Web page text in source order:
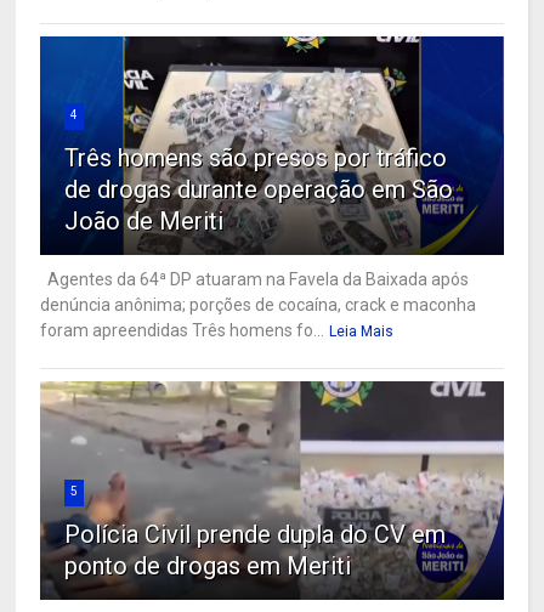
4
Três homens são presos por tráfico
de drogas durante operação em São
João de Meriti
Agentes da 64ª DP atuaram na Favela da Baixada após
denúncia anônima; porções de cocaína, crack e maconha
foram apreendidas Três homens fo...
Leia Mais
5
Polícia Civil prende dupla do CV em
ponto de drogas em Meriti